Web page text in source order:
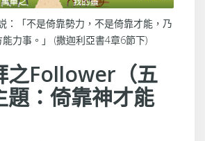
：「不是倚靠勢力，不是倚靠才能，乃
力事。」 (撒迦利亞書4章6節下)
之Follower（五
題：倚靠神才能